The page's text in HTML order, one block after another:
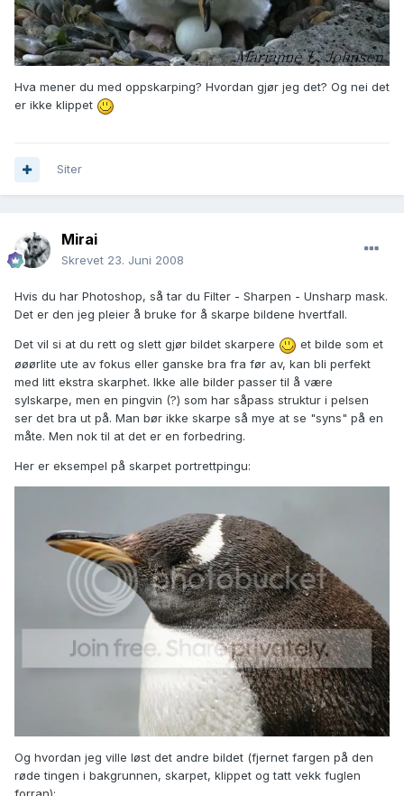
Hva mener du med oppskarping? Hvordan gjør jeg det? Og nei det
er ikke klippet
Siter
Mirai
Skrevet 23. Juni 2008
Hvis du har Photoshop, så tar du Filter - Sharpen - Unsharp mask.
Det er den jeg pleier å bruke for å skarpe bildene hvertfall.
Det vil si at du rett og slett gjør bildet skarpere
et bilde som et
øøørlite ute av fokus eller ganske bra fra før av, kan bli perfekt
med litt ekstra skarphet. Ikke alle bilder passer til å være
sylskarpe, men en pingvin (?) som har såpass struktur i pelsen
ser det bra ut på. Man bør ikke skarpe så mye at se "syns" på en
måte. Men nok til at det er en forbedring.
Her er eksempel på skarpet portrettpingu:
Og hvordan jeg ville løst det andre bildet (fjernet fargen på den
røde tingen i bakgrunnen, skarpet, klippet og tatt vekk fuglen